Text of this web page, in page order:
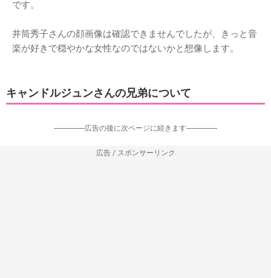
です。
井筒秀子さんの顔画像は確認できませんでしたが、きっと音
楽が好きで穏やかな女性なのではないかと想像します。
キャンドルジュンさんの兄弟について
-----------------広告の後に次ページに続きます-----------------
広告 / スポンサーリンク